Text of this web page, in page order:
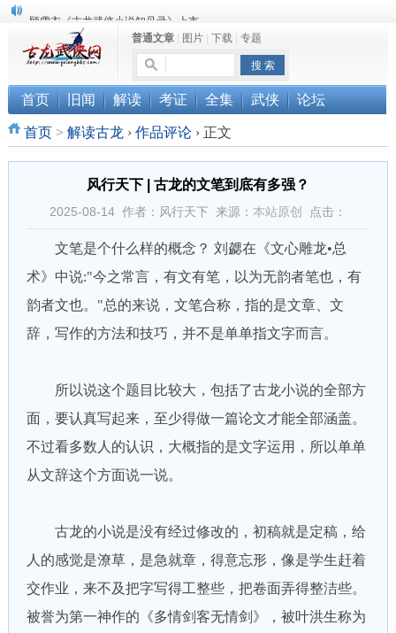
顾雪衣《古龙武侠小说知见录》上市
“武侠书库”查缺补漏活动圆满结束
《古龙小说原貌探究》修订版已上市
普通文章| 图片| 下载| 专题
首页 旧闻 解读 考证 全集 武侠 论坛
首页> 解读古龙 › 作品评论 ›正文
风行天下 | 古龙的文笔到底有多强？
2025-08-14 作者：风行天下 来源： 本站原创 点击：
文笔是个什么样的概念？ 刘勰在《文心雕龙•总
术》中说:"今之常言，有文有笔，以为无韵者笔也，有
韵者文也。"总的来说，文笔合称，指的是文章、文
辞，写作的方法和技巧，并不是单单指文字而言。
所以说这个题目比较大，包括了古龙小说的全部方
面，要认真写起来，至少得做一篇论文才能全部涵盖。
不过看多数人的认识，大概指的是文字运用，所以单单
从文辞这个方面说一说。
古龙的小说是没有经过修改的，初稿就是定稿，给
人的感觉是潦草，是急就章，得意忘形，像是学生赶着
交作业，来不及把字写得工整些，把卷面弄得整洁些。
被誉为第一神作的《多情剑客无情剑》，被叶洪生称为